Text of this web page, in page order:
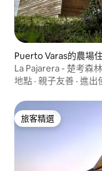
Puerto Varas的農場
La Pajarera - 楚考森林
地點 · 親子友善 · 進出
旅客精選
旅客精選